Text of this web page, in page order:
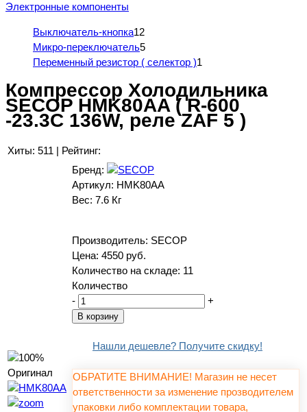
Электронные компоненты
Выключатель-кнопка12
Микро-переключатель5
Переменный резистор ( селектор )1
Компрессор Холодильника
SECOP HMK80AA ( R-600
-23.3C 136W, реле ZAF 5 )
Хиты: 511 | Рейтинг:
Бренд:
Артикул: HMK80AA
Вес: 7.6 Кг
Производитель: SECOP
Цена: 4550 руб.
Количество на складе: 11
Количество
-
+
Нашли дешевле? Получите скидку!
ОБРАТИТЕ ВНИМАНИЕ! Магазин не несет
ответственности за изменение прозводителем
упаковки либо комплектации товара,